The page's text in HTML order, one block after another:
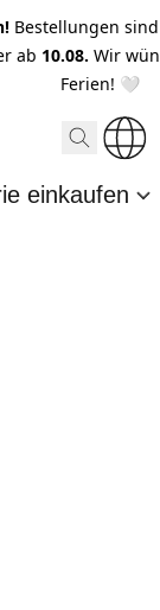
Bestellungen
ab 10.08. Wir
Ferien! 🤍
einkaufen